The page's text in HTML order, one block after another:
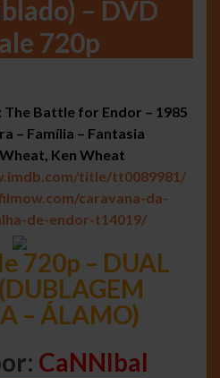
– DVD
720p
Battle for Endor – 1985
– Família – Fantasia
Ken Wheat
title/tt0089981/
caravana-da-
de-endor-t14019/
720p – DUAL
– ÁLAMO)
CaNNIbal